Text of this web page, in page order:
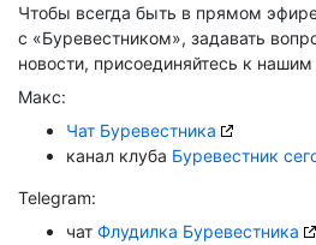
Чтобы всегда быть в прямом
с «Буревестником», задавать
новости, присоединяйтесь к
Макс:
Чат Буревестника
канал клуба Буревестник
Telegram:
чат Флудилка Буревестника